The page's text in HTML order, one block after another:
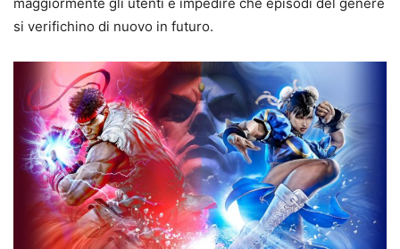
maggiormente gli utenti e impedire che episodi del genere
si verifichino di nuovo in futuro.